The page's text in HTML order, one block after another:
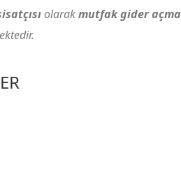
olarakmutfak gider açma